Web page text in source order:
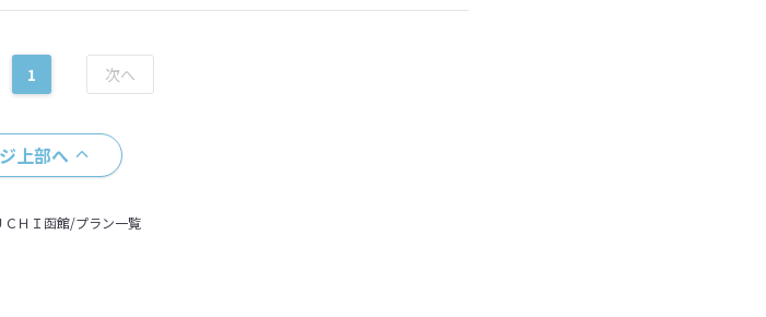
1
上部へ
ＨＩ函館/プラン一覧